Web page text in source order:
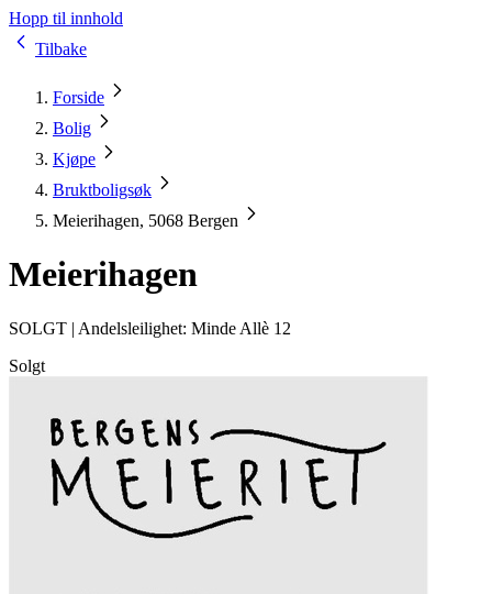
Hopp til innhold
Tilbake
Forside
Bolig
Kjøpe
Bruktboligsøk
Meierihagen, 5068 Bergen
Meierihagen
SOLGT | Andelsleilighet: Minde Allè 12
Solgt